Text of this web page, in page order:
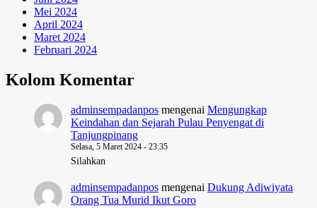
Mei 2024
April 2024
Maret 2024
Februari 2024
Kolom Komentar
adminsempadanpos mengenai Mengungkap
Keindahan dan Sejarah Pulau Penyengat di
Tanjungpinang
Selasa, 5 Maret 2024 - 23:35
Silahkan
adminsempadanpos mengenai Dukung Adiwiyata
Orang Tua Murid Ikut Goro